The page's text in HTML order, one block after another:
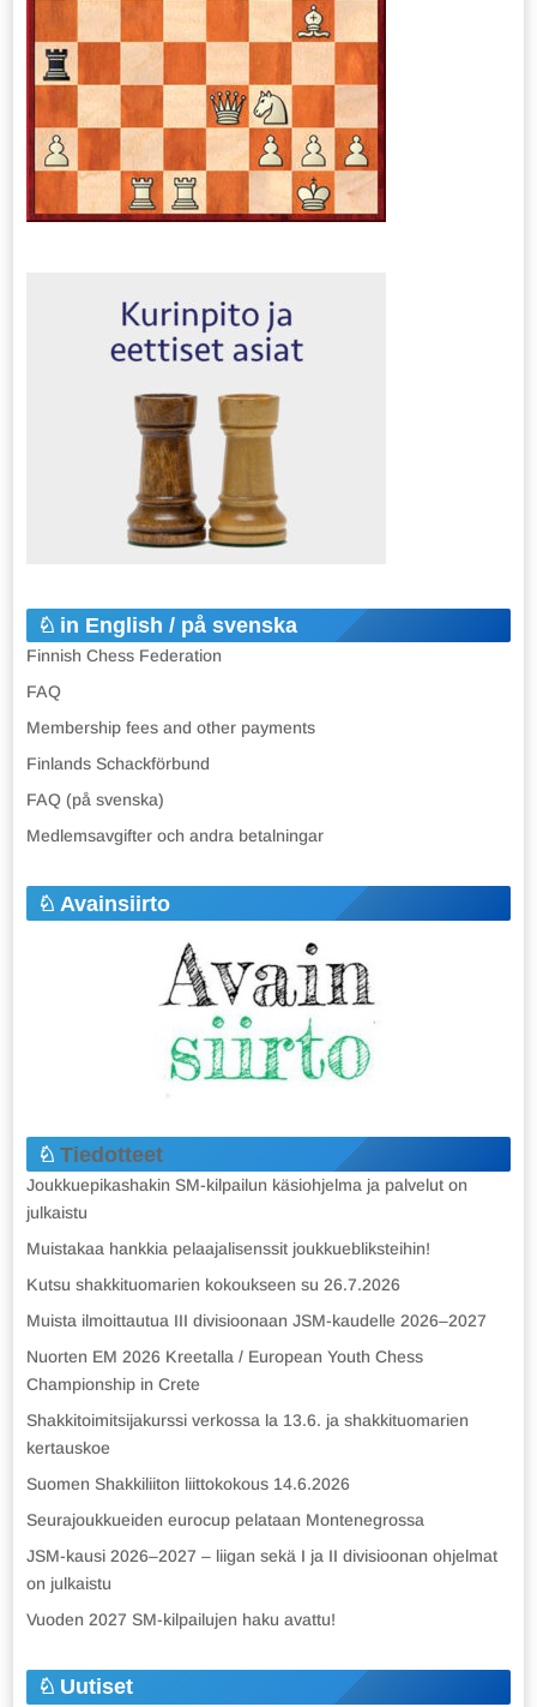
in English / på svenska
Finnish Chess Federation
FAQ
Membership fees and other payments
Finlands Schackförbund
FAQ (på svenska)
Medlemsavgifter och andra betalningar
Avainsiirto
Tiedotteet
Joukkuepikashakin SM-kilpailun käsiohjelma ja palvelut on
julkaistu
Muistakaa hankkia pelaajalisenssit joukkuebliksteihin!
Kutsu shakkituomarien kokoukseen su 26.7.2026
Muista ilmoittautua III divisioonaan JSM-kaudelle 2026–2027
Nuorten EM 2026 Kreetalla / European Youth Chess
Championship in Crete
Shakkitoimitsijakurssi verkossa la 13.6. ja shakkituomarien
kertauskoe
Suomen Shakkiliiton liittokokous 14.6.2026
Seurajoukkueiden eurocup pelataan Montenegrossa
JSM-kausi 2026–2027 – liigan sekä I ja II divisioonan ohjelmat
on julkaistu
Vuoden 2027 SM-kilpailujen haku avattu!
Uutiset